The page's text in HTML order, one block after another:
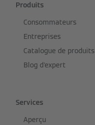
Produits
Consommateurs
Entreprises
Catalogue de produits
Blog d'expert
Services
Aperçu